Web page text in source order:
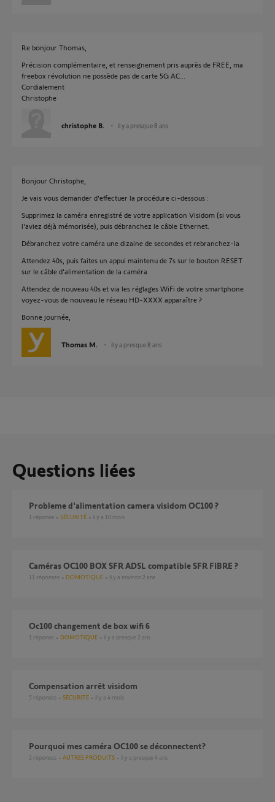
Re bonjour Thomas,
Précision complémentaire, et renseignement pris auprès de FREE, ma
freebox révolution ne possède pas de carte 5G AC...
Cordialement
Christophe
christophe B. il y a presque 8 ans
Bonjour Christophe,
Je vais vous demander d'effectuer la procédure ci-dessous :
Supprimez la caméra enregistré de votre application Visidom (si vous
l'aviez déjà mémorisée), puis débranchez le câble Ethernet.
Débranchez votre caméra une dizaine de secondes et rebranchez-la
Attendez 40s, puis faites un appui maintenu de 7s sur le bouton RESET
sur le câble d'alimentation de la caméra
Attendez de nouveau 40s et via les réglages WiFi de votre smartphone
voyez-vous de nouveau le réseau HD-XXXX apparaître ?
Bonne journée,
Thomas M. il y a presque 8 ans
Questions liées
probleme d'alimentation camera visidom OC100 ?
1 réponse SÉCURITÉ il y a 10 mois
Caméras OC100 BOX SFR ADSL compatible SFR FIBRE ?
11 réponses DOMOTIQUE il y a environ 2 ans
Oc100 changement de box wifi 6
1 réponse DOMOTIQUE il y a presque 2 ans
Compensation arrêt visidom
5 réponses SÉCURITÉ il y a 4 mois
pourquoi mes caméra OC100 se déconnectent?
2 réponses AUTRES PRODUITS il y a presque 4 ans